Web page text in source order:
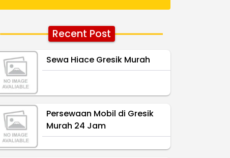
Recent Post
Sewa Hiace Gresik Murah
Persewaan Mobil di Gresik
Murah 24 Jam